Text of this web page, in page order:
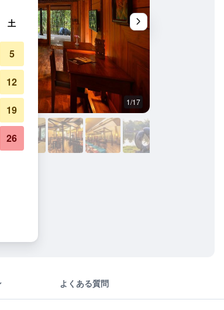
1/17
よくある質問
土
5
12
19
26